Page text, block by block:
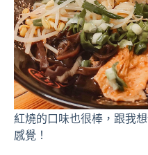
紅燒的口味也很棒，跟我
感覺！